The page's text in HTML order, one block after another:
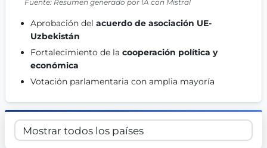
Get Involved
Become a member:
Volunteer:
Contribute your skills in technology, design,
Support democracy:Help us strengthen accountability
Fuente: Resumen generado por IA con Mistral
Aprobación del acuerdo de asociación UE-
Uzbekistán
Fortalecimiento de la cooperación política y
económica
Votación parlamentaria con amplia mayoría